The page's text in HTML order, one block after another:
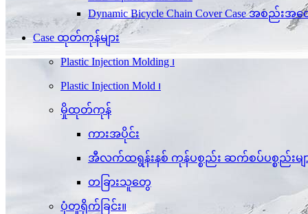
Dynamic Bicycle Chain Cover Case အစည်းအဝ
Case ထုတ်ကုန်များ
Plastic Injection Molding ၊
Plastic Injection Mold ၊
မှိုထုတ်ကုန်
ကားအပိုင်း
အီလက်ထရွန်းနစ် ကုန်ပစ္စည်း ဆက်စပ်ပစ္စည်းမျ
တခြားသူတွေ
ပုံတူရိုက်ခြင်း။